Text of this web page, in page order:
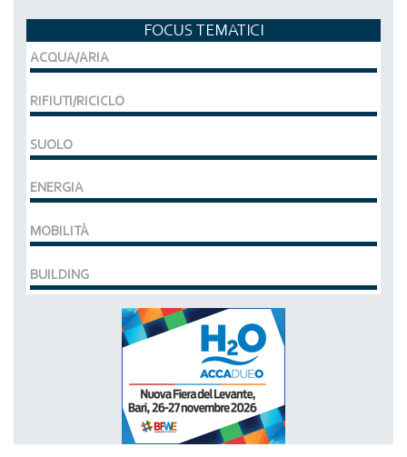
FOCUS TEMATICI
ACQUA/ARIA
RIFIUTI/RICICLO
SUOLO
ENERGIA
MOBILITÀ
BUILDING
DAL 07-03-2028 AL 10-03-2028,